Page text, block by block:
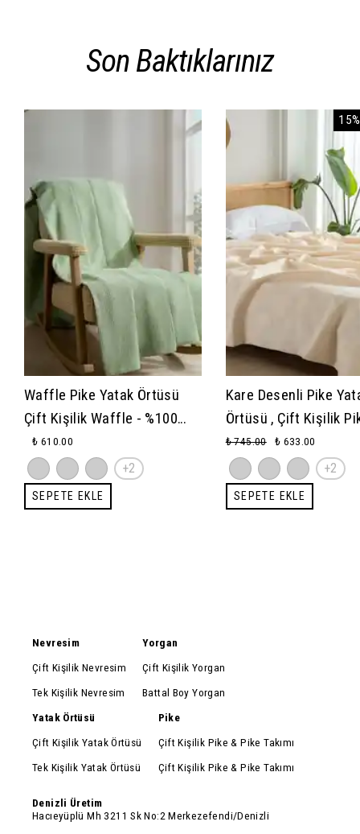
Son Baktıklarınız
Waffle Pike Yatak Örtüsü
Çift Kişilik Waffle - %100
Pamuk Hafif 4 Mevsim
Havadar Yüksek Kaliteli
Pikeler
₺ 610.00
+2
SEPETE EKLE
Kare Desenli Pike
Örtüsü , Çift Kişilik
200x230 cm, 100%
Hafif 4 Mevsim
₺ 745.00 ₺ 633.00
+2
SEPETE EKLE
Nevresim
Çift Kişilik Nevresim
Tek Kişilik Nevresim
Yorgan
Çift Kişilik Yorgan
Battal Boy Yorgan
Yatak Örtüsü
Çift Kişilik Yatak Örtüsü
Tek Kişilik Yatak Örtüsü
Pike
Çift Kişilik Pike & Pike Takımı
Çift Kişilik Pike & Pike Takımı
Denizli Üretim
Hacıeyüplü Mh 3211 Sk No:2 Merkezefendi/Denizli